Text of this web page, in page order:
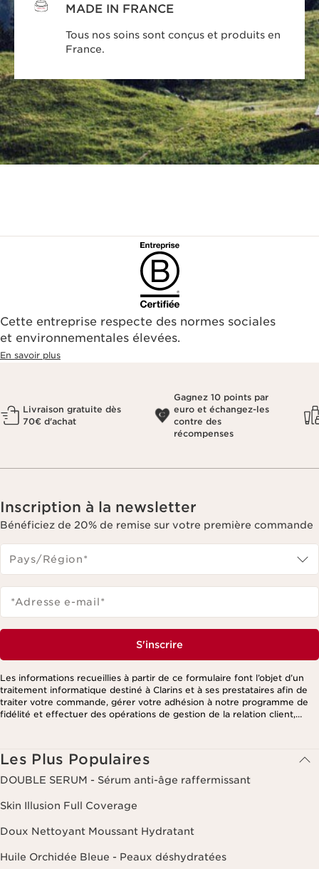
MADE IN FRANCE
Tous nos soins sont conçus et produits en
France.
Cette entreprise respecte des normes sociales
et environnementales élevées.
En savoir plus
Livraison gratuite dès
70€ d'achat
Gagnez 10 points par
euro et échangez-les
contre des
récompenses
Inscription à la newsletter
Bénéficiez de 20% de remise sur votre première commande
Pays/Région*
*Adresse e-mail*
S'inscrire
Les informations recueillies à partir de ce formulaire font l’objet d’un
traitement informatique destiné à Clarins et à ses prestataires afin de
traiter votre commande, gérer votre adhésion à notre programme de
fidélité et effectuer des opérations de gestion de la relation client,
consulter notre politique de respect de la vie privée.
Les Plus Populaires
DOUBLE SERUM - Sérum anti-âge raffermissant
Skin Illusion Full Coverage
Doux Nettoyant Moussant Hydratant
Huile Orchidée Bleue - Peaux déshydratées